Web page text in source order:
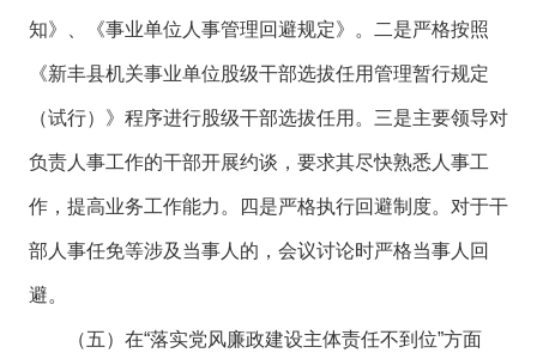
知》、《事业单位人事管理回避规定》。二是严格按照
《新丰县机关事业单位股级干部选拔任用管理暂行规定
（试行）》程序进行股级干部选拔任用。三是主要领导对
负责人事工作的干部开展约谈，要求其尽快熟悉人事工
作，提高业务工作能力。四是严格执行回避制度。对于干
部人事任免等涉及当事人的，会议讨论时严格当事人回
避。
（五）在“落实党风廉政建设主体责任不到位”方面